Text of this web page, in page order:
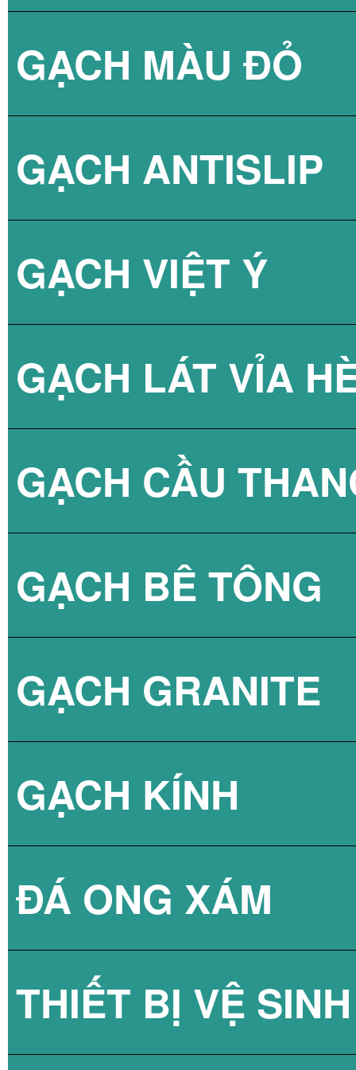
BÌNH NÓNG
BÌNH NÓNG
BÌNH NÓNG
GẠCH NPG
GẠCH MÀU ĐỎ
GẠCH ANTISLIP
GẠCH VIỆT Ý
GẠCH LÁT VỈA
GẠCH BLOCK
GẠCH LÁT VỈA
GẠCH CẦU
GẠCH BÊ TÔNG
GẠCH 3D BÊ
GẠCH GRANITE
GẠCH KÍNH
GẠCH KÍNH
GẠCH KÍNH
ĐÁ ONG XÁM
THIẾT BỊ VỆ SINH